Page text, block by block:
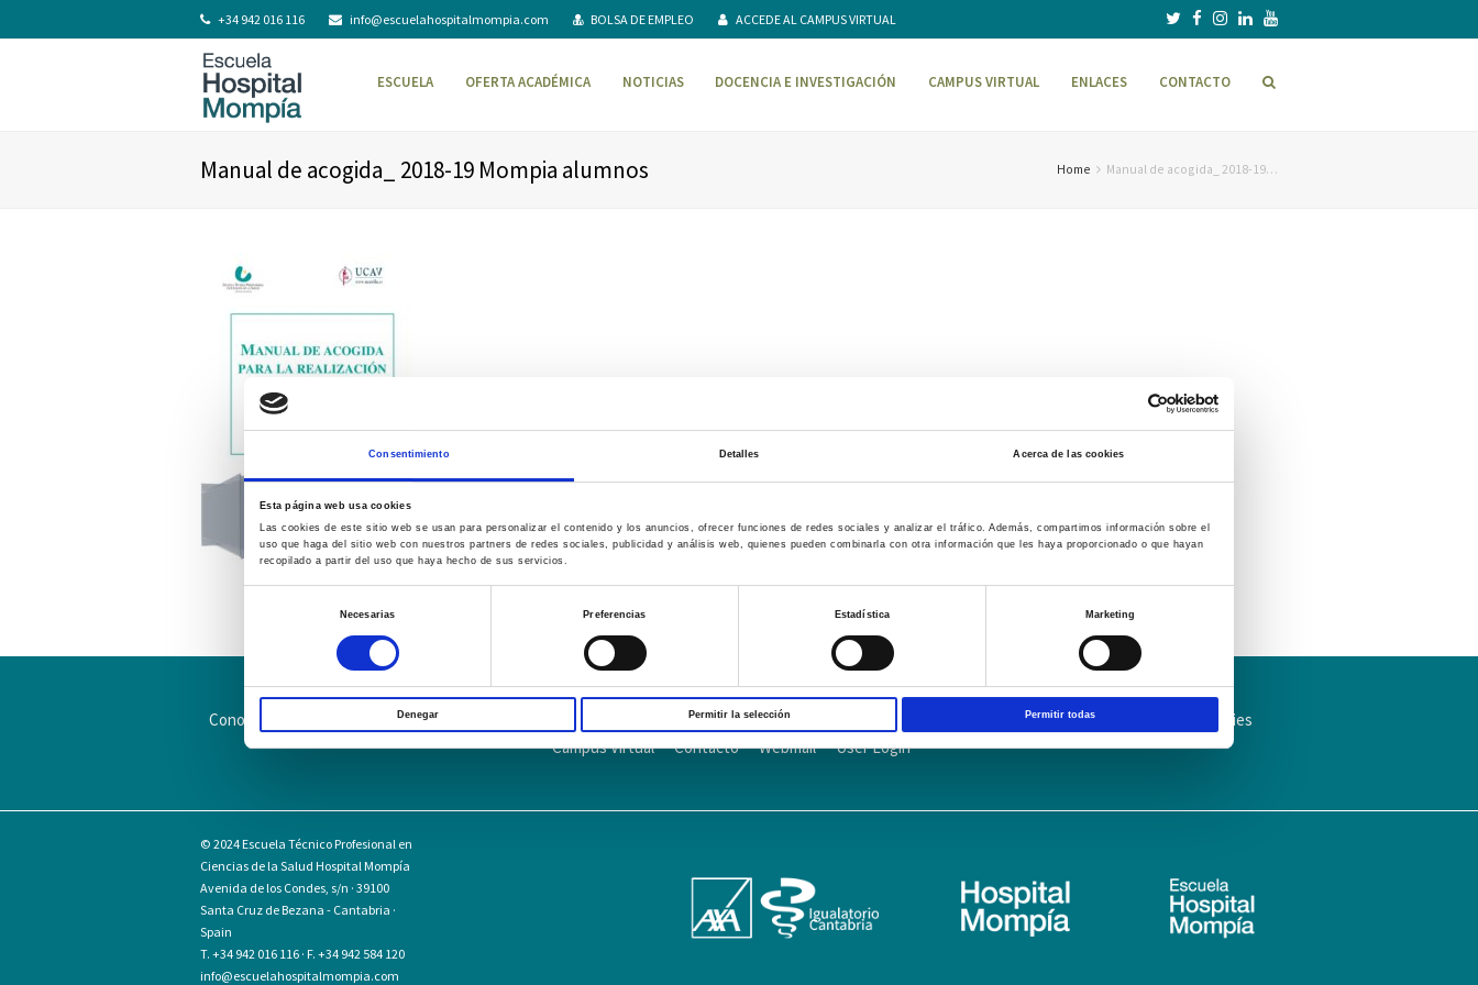
Consentimiento Detalles Acerca de las cookies
Esta página web usa cookies
Las cookies de este sitio web se usan para personalizar el contenido y los anuncios, ofrecer funciones de redes sociales y analizar el tráfico. Además, compartimos información sobre el
uso que haga del sitio web con nuestros partners de redes sociales, publicidad y análisis web, quienes pueden combinarla con otra información que les haya proporcionado o que hayan
recopilado a partir del uso que haya hecho de sus servicios.
Necesarias Preferencias Estadística Marketing
Denegar Permitir la selección Permitir todas
+34 942 016 116 info@escuelahospitalmompia.com BOLSA DE EMPLEO ACCEDE AL CAMPUS VIRTUAL
ESCUELA OFERTA ACADÉMICA NOTICIAS DOCENCIA E INVESTIGACIÓN CAMPUS VIRTUAL ENLACES CONTACTO
Manual de acogida_ 2018-19 Mompia alumnos Home Manual de acogida_ 2018-19…
Conoce la Escuela Hospital Mompía AVISO LEGAL – TÉRMINOS Y CONDICIONES DE SERVICIOS ONLINE Política de Privacidad
Política de cookies
Campus Virtual
Contacto Webmail User Login
© 2024 Escuela Técnico Profesional en
Ciencias de la Salud Hospital Mompía
Avenida de los Condes, s/n · 39100
Santa Cruz de Bezana - Cantabria ·
Spain
T. +34 942 016 116 · F. +34 942 584 120
info@escuelahospitalmompia.com